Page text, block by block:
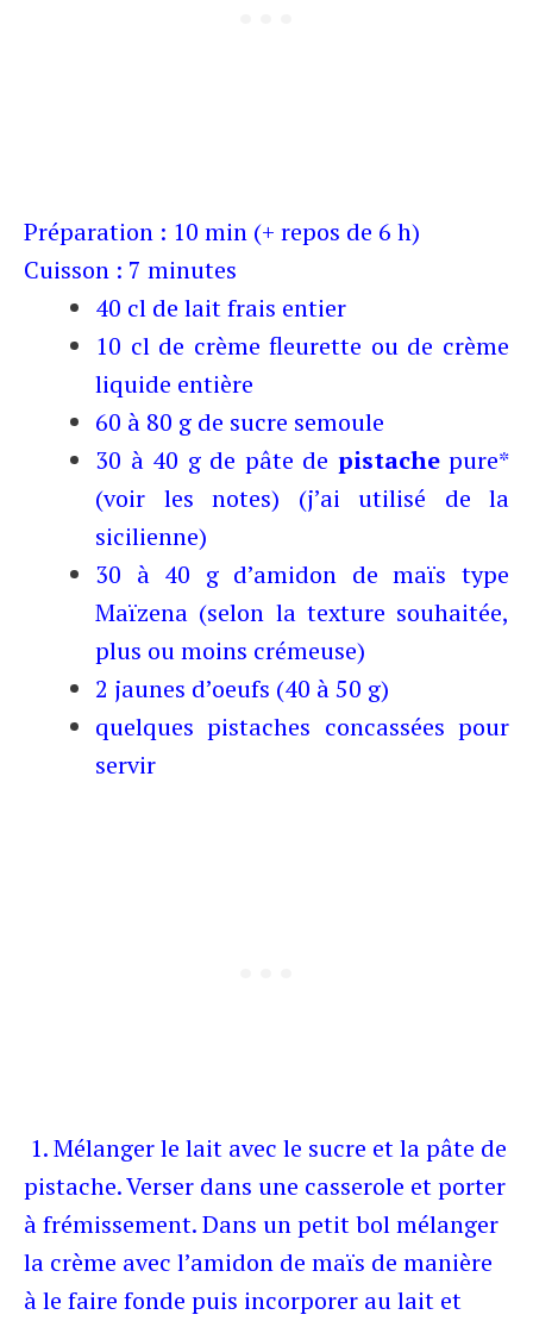
Préparation : 10 min (+ repos de 6 h)
Cuisson : 7 minutes
40 cl de lait frais entier
10 cl de crème fleurette ou de crème
liquide entière
60 à 80 g de sucre semoule
30 à 40 g de pâte de pistachepure*
(voir les notes) (j’ai utilisé de la
sicilienne)
30 à 40 g d’amidon de maïs type
Maïzena (selon la texture souhaitée,
plus ou moins crémeuse)
2 jaunes d’oeufs (40 à 50 g)
quelques pistaches concassées pour
servir
1. Mélanger le lait avec le sucre et la pâte de
pistache. Verser dans une casserole et porter
à frémissement. Dans un petit bol mélanger
la crème avec l’amidon de maïs de manière
à le faire fonde puis incorporer au lait et